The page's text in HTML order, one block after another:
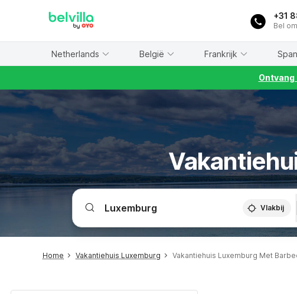
+31
Bel
Netherlands België Frankrijk
Ontvang
Vlakbij
Home Vakantiehuis Luxemburg Vakantiehuis Luxemburg Met